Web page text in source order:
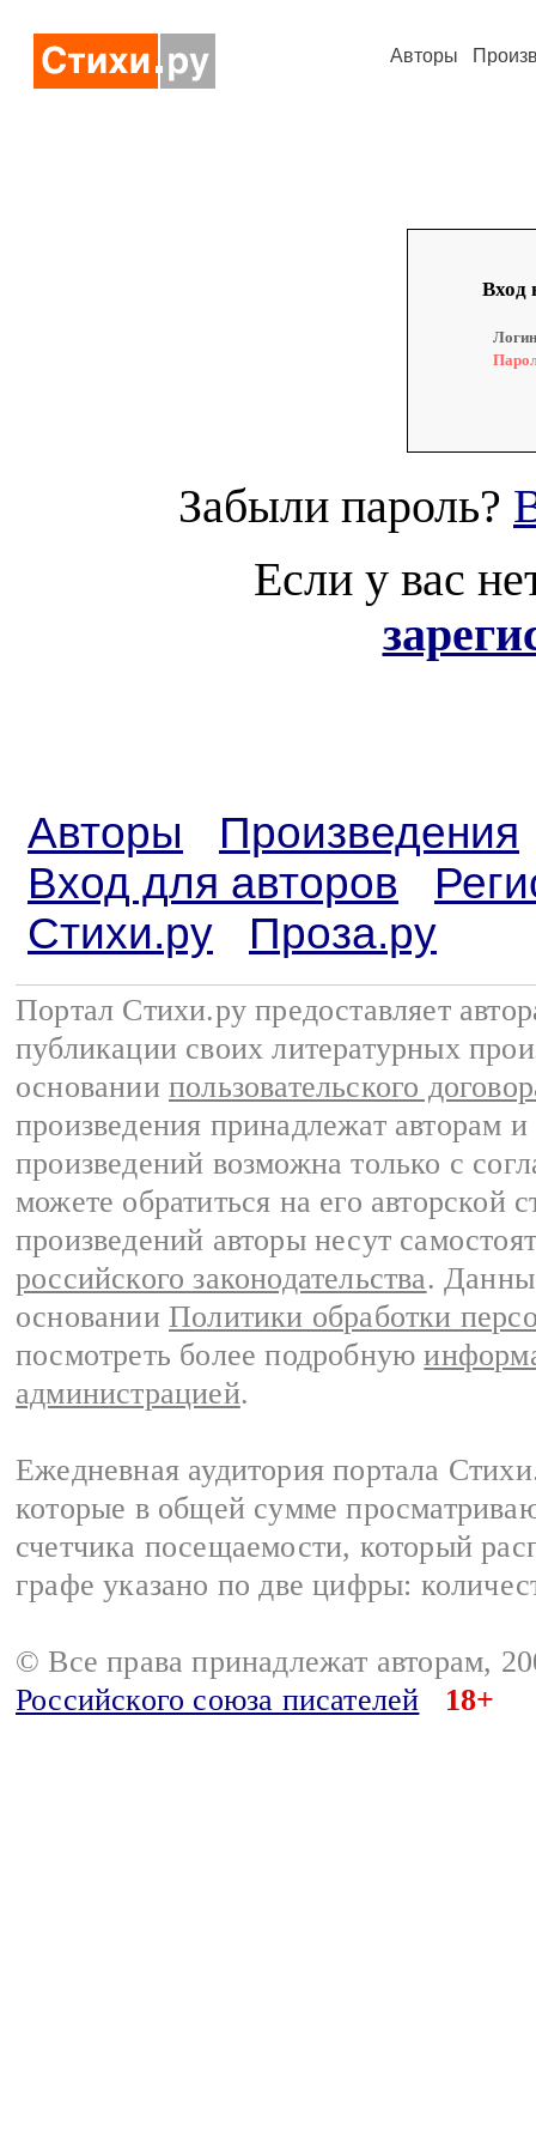
Авторы
Вход
Забыли пароль?
Если у вас
Авторы
Произведения
Вход для авторов
Стихи.ру
Проза.ру
Портал Стихи.ру предоставляет
публикации своих литературных
основании пользовательского
произведения принадлежат авторам
произведений возможна только с
можете обратиться на его авторской
произведений авторы несут
российского законодательства.
основании Политики обработки
посмотреть более подробную
администрацией.
Ежедневная аудитория портала
которые в общей сумме
счетчика посещаемости, который
графе указано по две цифры:
© Все права принадлежат авторам,
Российского союза писателей
18+